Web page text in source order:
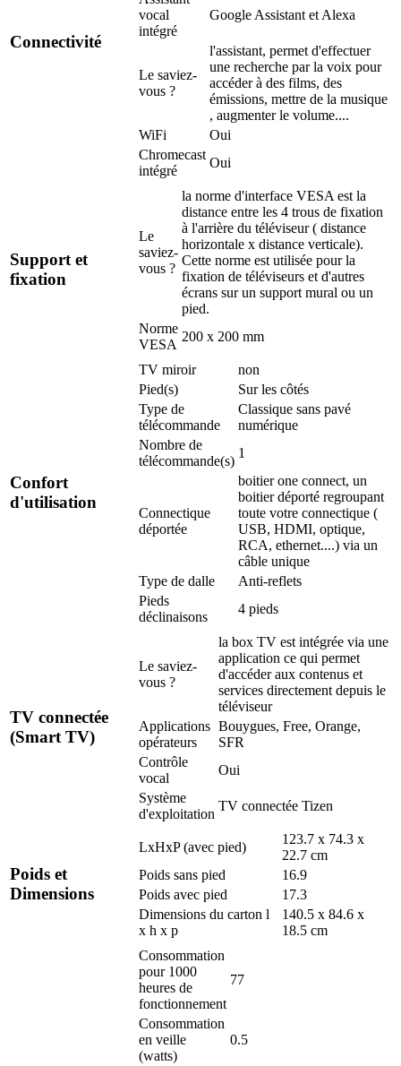
Connectivité
vocal
intégré
Google Assistant et Alexa
Le saviez-
vous ?
l'assistant, permet d'effectuer
une recherche par la voix pour
accéder à des films, des
émissions, mettre de la musique
, augmenter le volume....
WiFi
Oui
Chromecast
intégré
Oui
Support et
fixation
Le
saviez-
vous ?
la norme d'interface VESA est la
distance entre les 4 trous de fixation
à l'arrière du téléviseur ( distance
horizontale x distance verticale).
Cette norme est utilisée pour la
fixation de téléviseurs et d'autres
écrans sur un support mural ou un
pied.
Norme
VESA
200 x 200 mm
Confort
d'utilisation
TV miroir
non
Pied(s)
Sur les côtés
Type de
télécommande
Classique sans pavé
numérique
Nombre de
télécommande(s)
1
Connectique
déportée
boitier one connect, un
boitier déporté regroupant
toute votre connectique (
USB, HDMI, optique,
RCA, ethernet....) via un
câble unique
Type de dalle
Anti-reflets
Pieds
déclinaisons
4 pieds
TV connectée
(Smart TV)
Le saviez-
vous ?
la box TV est intégrée via une
application ce qui permet
d'accéder aux contenus et
services directement depuis le
téléviseur
Applications
opérateurs
Bouygues, Free, Orange,
SFR
Contrôle
vocal
Oui
Système
d'exploitation
TV connectée Tizen
Poids et
Dimensions
LxHxP (avec pied)
123.7 x 74.3 x
22.7 cm
Poids sans pied
16.9
Poids avec pied
17.3
Dimensions du carton l
x h x p
140.5 x 84.6 x
18.5 cm
Consommation
pour 1000
heures de
fonctionnement
77
Consommation
en veille
(watts)
0.5